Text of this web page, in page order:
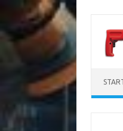
springen